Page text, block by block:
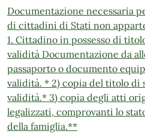
Documentazione necessaria
di cittadini di Stati non
1. Cittadino in possesso di
validità Documentazione da
passaporto o documento
validità. * 2) copia del titolo di
validità.* 3) copia degli atti
legalizzati, comprovanti lo
della famiglia.**